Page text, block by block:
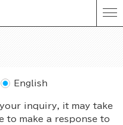
inquiry, it may take
to make a response to
English